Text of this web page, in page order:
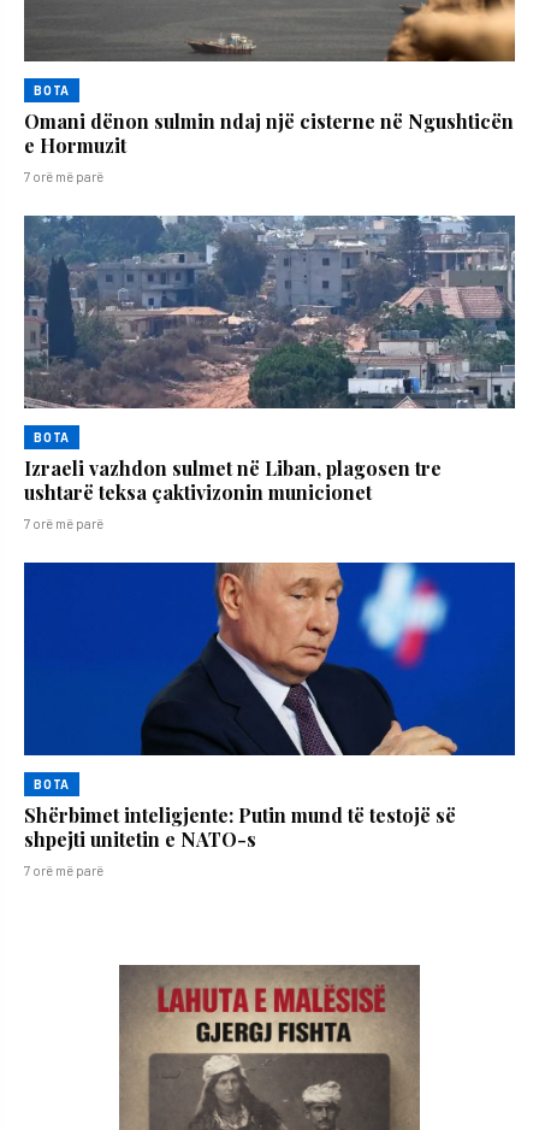
BOTA
Omani dënon sulmin ndaj një cisterne në Ngushticën
e Hormuzit
7 orë më parë
BOTA
Izraeli vazhdon sulmet në Liban, plagosen tre
ushtarë teksa çaktivizonin municionet
7 orë më parë
BOTA
Shërbimet inteligjente: Putin mund të testojë së
shpejti unitetin e NATO-s
7 orë më parë